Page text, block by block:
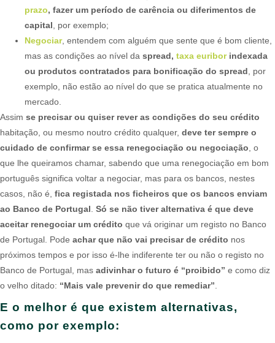
prazo, fazer um período de carência ou diferimentos de
capital , por exemplo;
Negociar, entendem com alguém que sente que é bom cliente,
mas as condições ao nível da spread, taxa euriborindexada
ou produtos contratados para bonificação do spread , por
exemplo, não estão ao nível do que se pratica atualmente no
mercado.
Assim se precisar ou quiser rever as condições do seu crédito
habitação, ou mesmo noutro crédito qualquer, deve ter sempre o
cuidado de confirmar se essa renegociação ou negociação , o
que lhe queiramos chamar, sabendo que uma renegociação em bom
português significa voltar a negociar, mas para os bancos, nestes
casos, não é, fica registada nos ficheiros que os bancos enviam
ao Banco de Portugal Só se não tiver alternativa é que deve
aceitar renegociar um crédito que vá originar um registo no Banco
de Portugal. Pode achar que não vai precisar de crédito nos
próximos tempos e por isso é-lhe indiferente ter ou não o registo no
Banco de Portugal, mas adivinhar o futuro é “proibido” e como diz
o velho ditado: “Mais vale prevenir do que remediar”
E o melhor é que existem alternativas,
como por exemplo: